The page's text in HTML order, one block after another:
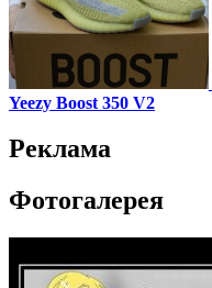
Yeezy Boost 350 V2
Реклама
Фотогалерея